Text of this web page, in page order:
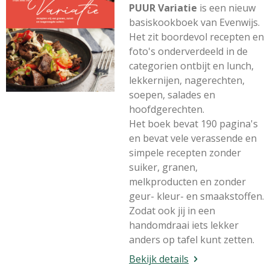
PUUR Variatie is een nieuw
basiskookboek van Evenwijs.
Het zit boordevol recepten en
foto's onderverdeeld in de
categorien ontbijt en lunch,
lekkernijen, nagerechten,
soepen, salades en
hoofdgerechten.
Het boek bevat 190 pagina's
en bevat vele verassende en
simpele recepten zonder
suiker, granen,
melkproducten en zonder
geur- kleur- en smaakstoffen.
Zodat ook jij in een
handomdraai iets lekker
anders op tafel kunt zetten.
Bekijk details